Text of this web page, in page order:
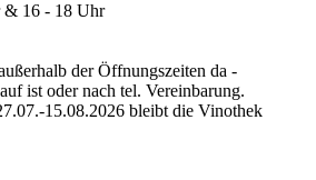
& 16 - 18 Uhr
der Öffnungszeiten da -
ist oder nach tel. Vereinbarung.
15.08.2026 bleibt die Vinothek